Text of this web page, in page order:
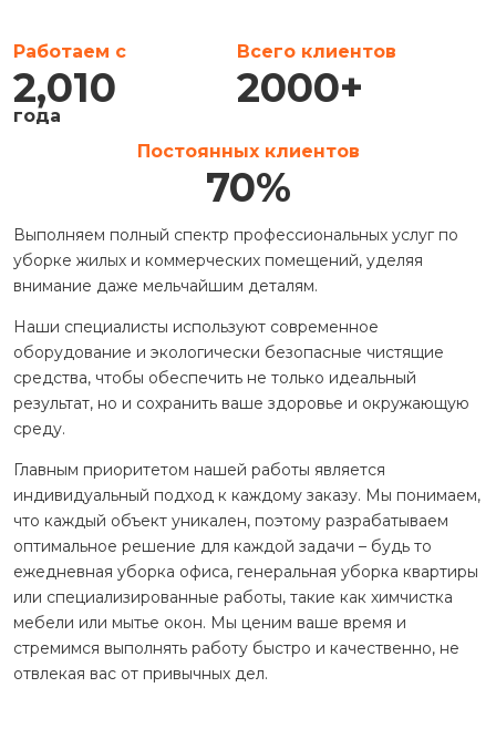
Работаем с
2,010
года
Всего клиентов
2000+
Постоянных клиентов
70%
Выполняем полный спектр профессиональных услуг по
уборке жилых и коммерческих помещений, уделяя
внимание даже мельчайшим деталям.
Наши специалисты используют современное
оборудование и экологически безопасные чистящие
средства, чтобы обеспечить не только идеальный
результат, но и сохранить ваше здоровье и окружающую
среду.
Главным приоритетом нашей работы является
индивидуальный подход к каждому заказу. Мы понимаем,
что каждый объект уникален, поэтому разрабатываем
оптимальное решение для каждой задачи – будь то
ежедневная уборка офиса, генеральная уборка квартиры
или специализированные работы, такие как химчистка
мебели или мытье окон. Мы ценим ваше время и
стремимся выполнять работу быстро и качественно, не
отвлекая вас от привычных дел.